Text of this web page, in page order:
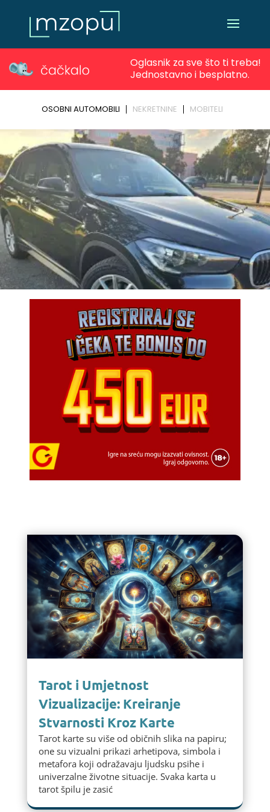
Tarot i Umjetnost
Vizualizacije: Kreiranje
Stvarnosti Kroz Karte
Tarot karte su više od običnih slika na papiru;
one su vizualni prikazi arhetipova, simbola i
metafora koji odražavaju ljudsku psihe i
univerzalne životne situacije. Svaka karta u
tarot špilu je zasić